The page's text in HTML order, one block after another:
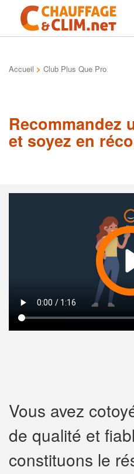
Accueil > Club Plus Que Pro
Recommandez
et soyez en
Vous avez
de qualité et
constituons le